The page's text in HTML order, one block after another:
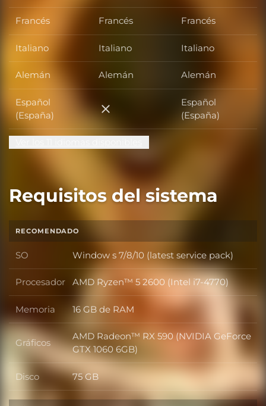
Francés Francés Francés
Italiano Italiano Italiano
Alemán Alemán Alemán
Español
(España)
Español (España)
Español
(España)
Requisitos del sistema
RECOMENDADO
SO SO
Window s 7/8/10 (latest service pack)
Procesador Procesador
AMD Ryzen™ 5 2600 (Intel i7-4770)
Memoria Memoria
16 GB de RAM
Gráficos Gráficos
AMD Radeon™ RX 590 (NVIDIA GeForce
GTX 1060 6GB)
Disco Disco
75 GB